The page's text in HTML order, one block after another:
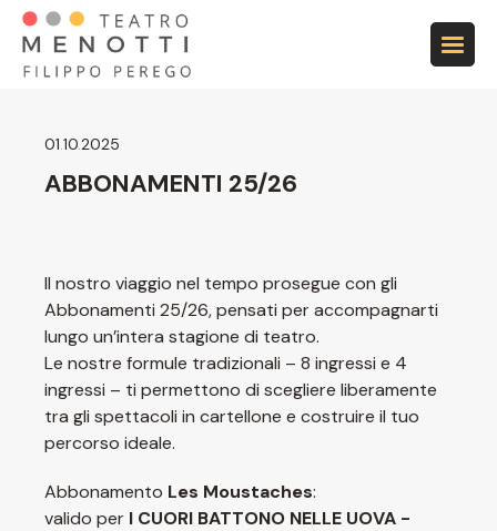
01.10.2025
ABBONAMENTI 25/26
Il nostro viaggio nel tempo prosegue con gli
Abbonamenti 25/26, pensati per accompagnarti
lungo un’intera stagione di teatro.
Le nostre formule tradizionali – 8 ingressi e 4
ingressi – ti permettono di scegliere liberamente
tra gli spettacoli in cartellone e costruire il tuo
percorso ideale.
Abbonamento Les Moustaches:
valido per I CUORI BATTONO NELLE UOVA -